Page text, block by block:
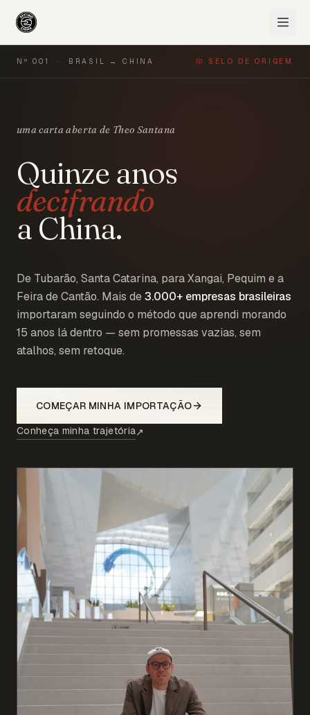
Nº 001 · BRASIL → CHINA 印 SELO DE ORIGEM
uma carta aberta de Theo Santana
Quinze anos
decifrando
a China.
De Tubarão, Santa Catarina, para Xangai, Pequim e a
Feira de Cantão. Mais de3.000+ empresas brasileiras
importaram seguindo o método que aprendi morando
15 anos lá dentro — sem promessas vazias, sem
atalhos, sem retoque.
COMEÇAR MINHA IMPORTAÇÃO
Conheça minha trajetória↗